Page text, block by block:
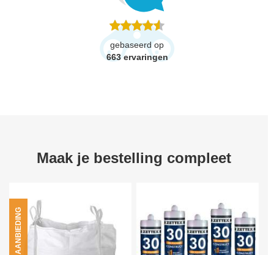
gebaseerd op
663 ervaringen
Maak je bestelling compleet
AANBIEDING